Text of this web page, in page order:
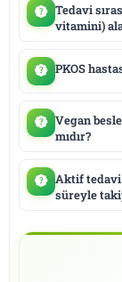
Tedavi
vitamini)
PKOS
Vegan
mıdır?
Aktif tedavi
süreyle